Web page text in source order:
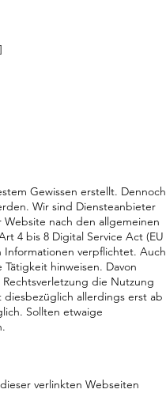
]
Gewissen erstellt. Dennoch
Wir sind Diensteanbieter
nach den allgemeinen
4 bis 8 Digital Service Act (EU
verpflichtet. Auch
hinweisen. Davon
die Nutzung
allerdings erst ab
Sollten etwaige
verlinkten Webseiten